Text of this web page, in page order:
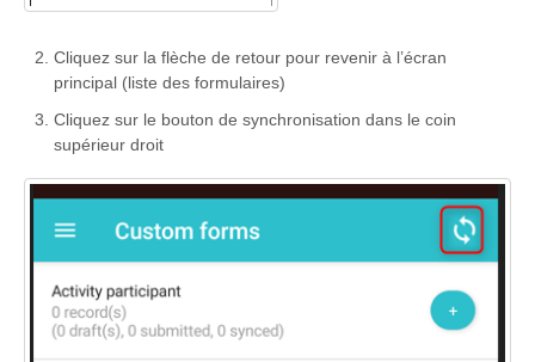
Cliquez sur la flèche de retour pour revenir à l’écran
principal (liste des formulaires)
Cliquez sur le bouton de synchronisation dans le coin
supérieur droit